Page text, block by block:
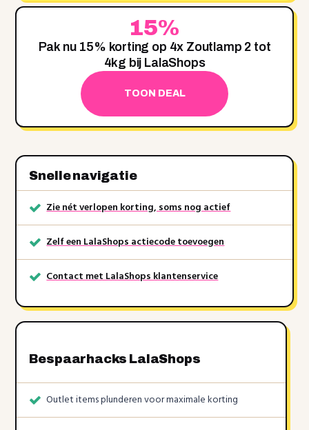
15%
Pak nu 15% korting op 4x Zoutlamp 2 tot
4kg bij LalaShops
TOON DEAL
Snelle navigatie
Zie nét verlopen korting, soms nog actief
Zelf een LalaShops actiecode toevoegen
Contact met LalaShops klantenservice
Bespaarhacks LalaShops
Outlet items plunderen voor maximale korting